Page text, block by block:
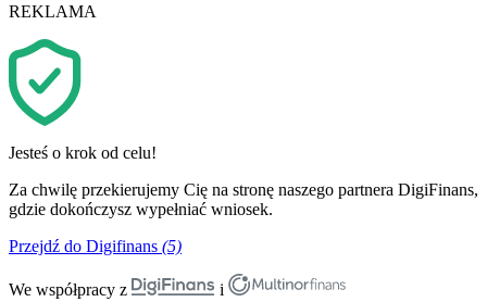
REKLAMA
Jesteś o krok od celu!
Za chwilę przekierujemy Cię na stronę naszego partnera DigiFinans,
gdzie dokończysz wypełniać wniosek.
Przejdź do Digifinans (5)
We współpracy z i